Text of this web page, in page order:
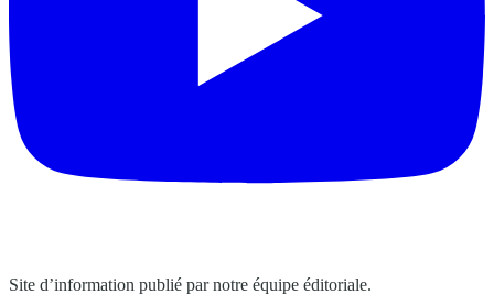
Site d’information publié par notre équipe éditoriale.